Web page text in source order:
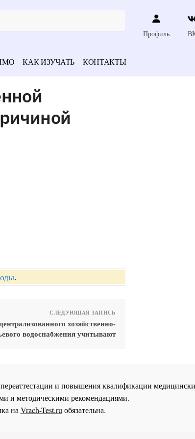
Профиль
КАК ИЗУЧАТЬ КОНТАКТЫ
.
СЛЕДУЮЩАЯ ЗАПИСЬ
хозяйственно-
водоснабжения учитывают
и повышения квалификации
и методическими рекомендациями.
наVrach-Test.ruобязательна.